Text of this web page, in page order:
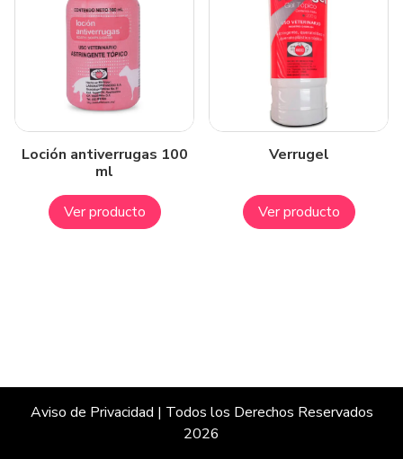
Loción antiverrugas 100
ml
Ver producto
Verrugel
Ver producto
Aviso de Privacidad | Todos los Derechos Reservados
2026